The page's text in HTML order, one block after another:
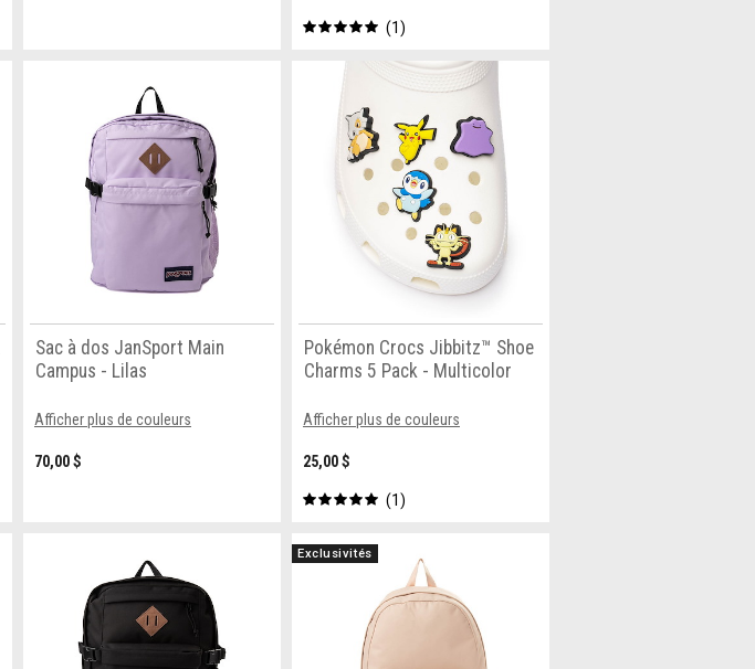
1
Sac à dos JanSport Main
Campus - Lilas
Afficher plus de couleurs
70,00 $
Pokémon Crocs Jibbitz™ Shoe
Charms 5 Pack - Multicolor
Afficher plus de couleurs
25,00 $
1
Exclusivités